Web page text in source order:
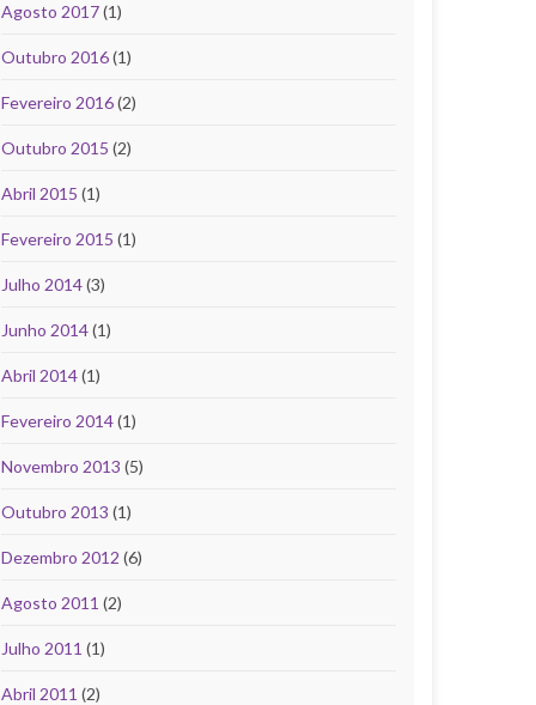
Agosto 2017(1)
Outubro 2016(1)
Fevereiro 2016(2)
Outubro 2015 (2)
Abril 2015 (1)
Fevereiro 2015 (1)
Julho 2014(3)
Junho 2014(1)
Abril 2014(1)
Fevereiro 2014(1)
Novembro 2013 (5)
Outubro 2013 (1)
Dezembro 2012 (6)
Agosto 2011 (2)
Julho 2011 (1)
Abril 2011 (2)